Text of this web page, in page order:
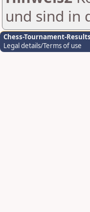
und sind in
Chess-Tournament-
Legal details/Terms of use